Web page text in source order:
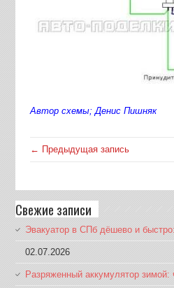
Автор схемы; Денис Пишняк
← Предыдущая запись
Свежие записи
Эвакуатор в СПб дёшево и
02.07.2026
Разряженный аккумулятор зимой: